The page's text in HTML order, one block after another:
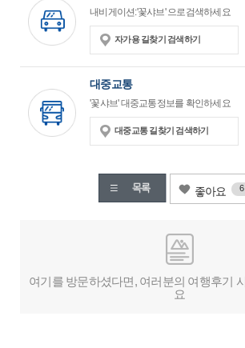
내비게이션:'꽃샤브' 으로검색하세요
자가용 길찾기 검색하기
대중교통
'꽃샤브' 대중교통정보를 확인하세요
대중교통 길찾기 검색하기
좋아요 6
여기를 방문하셨다면, 여러분의 여행후기
요